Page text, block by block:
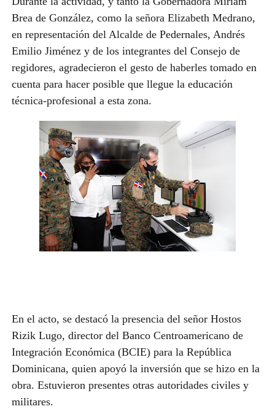
Brea de González, como la señora Elizabeth Medrano,
en representación del Alcalde de Pedernales, Andrés
Emilio Jiménez y de los integrantes del Consejo de
regidores, agradecieron el gesto de haberles tomado en
cuenta para hacer posible que llegue la educación
técnica-profesional a esta zona.
En el acto, se destacó la presencia del señor Hostos
Rizik Lugo, director del Banco Centroamericano de
Integración Económica (BCIE) para la República
Dominicana, quien apoyó la inversión que se hizo en la
obra. Estuvieron presentes otras autoridades civiles y
militares.